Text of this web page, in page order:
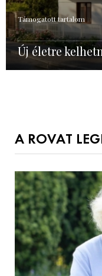
Támogatott tartalom
Új életre
A ROVAT